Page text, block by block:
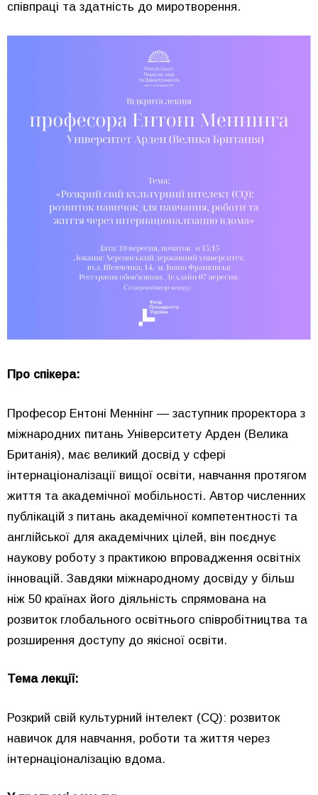
співпраці та здатність до миротворення.
Про спікера:
Професор Ентоні Меннінг — заступник проректора з
міжнародних питань Університету Арден (Велика
Британія), має великий досвід у сфері
інтернаціоналізації вищої освіти, навчання протягом
життя та академічної мобільності. Автор численних
публікацій з питань академічної компетентності та
англійської для академічних цілей, він поєднує
наукову роботу з практикою впровадження освітніх
інновацій. Завдяки міжнародному досвіду у більш
ніж 50 країнах його діяльність спрямована на
розвиток глобального освітнього співробітництва та
розширення доступу до якісної освіти.
Тема лекції:
Розкрий свій культурний інтелект (CQ): розвиток
навичок для навчання, роботи та життя через
інтернаціоналізацію вдома.